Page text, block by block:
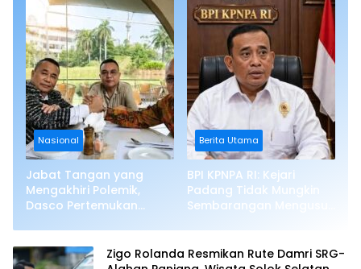
Nasional
Jabat Tangan yang
Mengakhiri Polemik,
Dasco Pertemukan
Umum PWI
Berita Utama
BPI KPNPA RI: Kejari
Padang Tidak Mungkin
Sembarangan Mengusut
Zigo Rolanda Resmikan Rute Damri SRG-